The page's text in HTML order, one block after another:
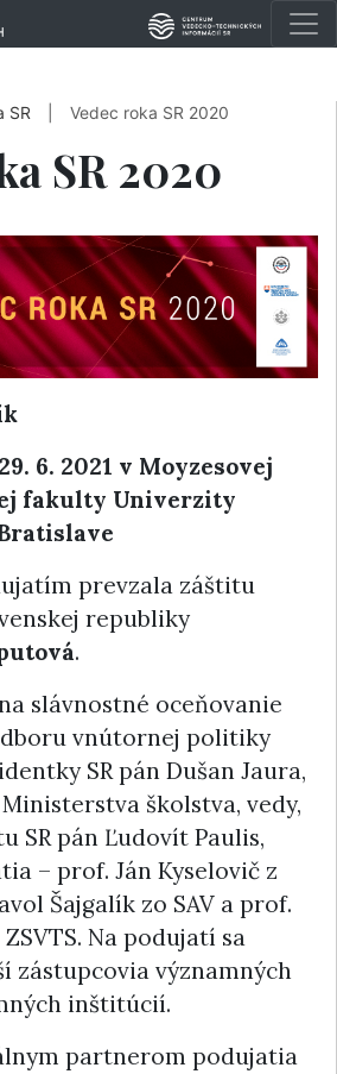
SR Vedec roka SR 2020
SR 2020
29. 6. 2021 v Moyzesovej
fakulty Univerzity
prevzala záštitu
republiky
.
slávnostné oceňovanie
vnútornej politiky
SR pán Dušan Jaura,
školstva, vedy,
SR pán Ľudovít Paulis,
– prof. Ján Kyselovič z
Šajgalík zo SAV a prof.
Na podujatí sa
zástupcovia významných
inštitúcií.
partnerom podujatia